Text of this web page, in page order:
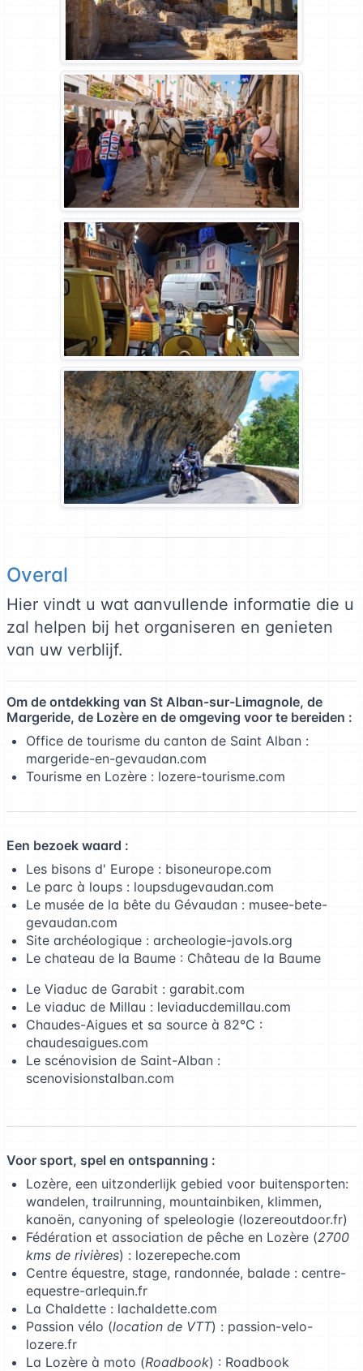
Overal
Hier vindt u wat aanvullende informatie die u
zal helpen bij het organiseren en genieten
van uw verblijf.
Om de ontdekking van St Alban-sur-Limagnole, de
Margeride, de Lozère en de omgeving voor te bereiden :
Office de tourisme du canton de Saint Alban :
margeride-en-gevaudan.com
Tourisme en Lozère : lozere-tourisme.com
Een bezoek waard :
Les bisons d' Europe : bisoneurope.com
Le parc à loups : loupsdugevaudan.com
Le musée de la bête du Gévaudan : musee-bete-
gevaudan.com
Site archéologique : archeologie-javols.org
Le chateau de la Baume : Château de la Baume
Le Viaduc de Garabit : garabit.com
Le viaduc de Millau : leviaducdemillau.com
Chaudes-Aigues et sa source à 82°C :
chaudesaigues.com
Le scénovision de Saint-Alban :
scenovisionstalban.com
Voor sport, spel en ontspanning :
Lozère, een uitzonderlijk gebied voor buitensporten:
wandelen, trailrunning, mountainbiken, klimmen,
kanoën, canyoning of speleologie (lozereoutdoor.fr)
Fédération et association de pêche en Lozère (2700
kms de rivières) : lozerepeche.com
Centre équestre, stage, randonnée, balade : centre-
equestre-arlequin.fr
La Chaldette : lachaldette.com
Passion vélo (location de VTT) : passion-velo-
lozere.fr
La Lozère à moto (Roadbook) : Roadbook